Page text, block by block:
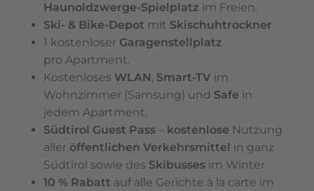
Haunoldzwerge-Spielplatz im Freien.
Ski- & Bike-Depot mit Skischuhtrockner
1 kostenloser Garagenstellplatz
pro Apartment.
Kostenloses WLAN, Smart-TV im
Wohnzimmer (Samsung) und Safe in
jedem Apartment.
Südtirol Guest Pass – kostenlose Nutzung
aller öffentlichen Verkehrsmittel
in ganz
Südtirol sowie des Skibusses im Winter.
10 % Rabatt auf alle Gerichte à la carte im